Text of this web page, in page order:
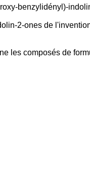
benzylidényl)-
2-ones de
les composés de